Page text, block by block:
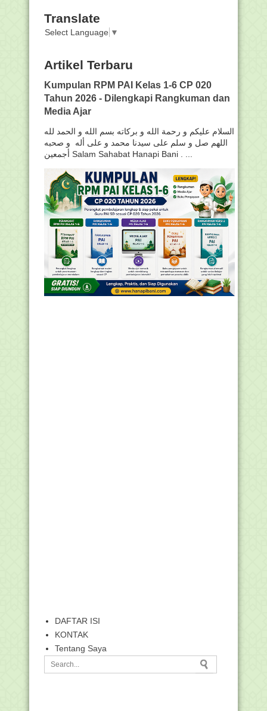
Translate
Select Language ▼
Artikel Terbaru
Kumpulan RPM PAI Kelas 1-6 CP 020
Tahun 2026 - Dilengkapi Rangkuman dan
Media Ajar
السلام عليكم و رحمة الله و بركاته بسم الله و الحمد لله
اللهم صل و سلم على سيدنا محمد و على أله و صحبه
أجمعين Salam Sahabat Hanapi Bani . ...
DAFTAR ISI
KONTAK
Tentang Saya